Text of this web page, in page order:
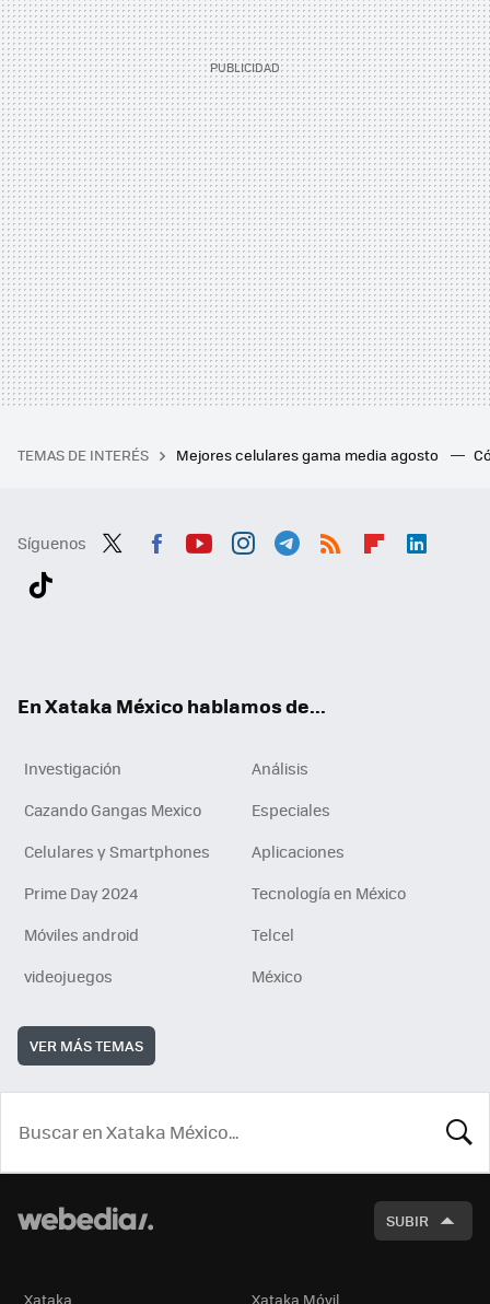
TEMAS DE INTERÉS Mejores celulares gama media agosto
Síguenos
En Xataka México hablamos de...
Investigación
Análisis
Cazando Gangas Mexico
Especiales
Celulares y Smartphones
Aplicaciones
Prime Day 2024
Tecnología en México
Móviles android
Telcel
videojuegos
México
VER MÁS TEMAS
SUBIR
Xataka Xataka Móvil